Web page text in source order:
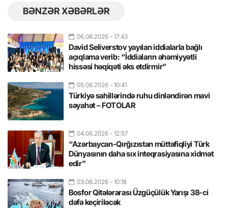
BƏNZƏR XƏBƏRLƏR
06.08.2026 - 17:43
David Seliverstov yayılan iddialarla bağlı
açıqlama verib: “İddiaların əhəmiyyətli
hissəsi həqiqəti əks etdirmir”
05.08.2026 - 10:41
Türkiyə sahillərində ruhu dinləndirən mavi
səyahət – FOTOLAR
04.08.2026 - 12:57
“Azərbaycan-Qırğızıstan müttəfiqliyi Türk
Dünyasının daha sıx inteqrasiyasına xidmət
edir”
03.08.2026 - 10:18
Bosfor Qitələrarası Üzgüçülük Yarışı 38-ci
dəfə keçiriləcək